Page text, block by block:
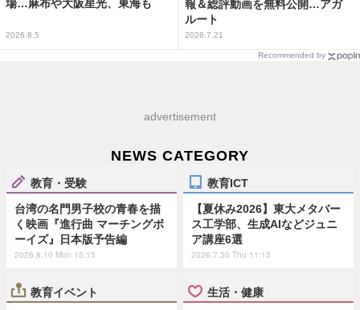
場…麻布や大阪星光、東海も
2026.8.5
報＆総評動画を無料公開…アガ
ルート
2026.7.21
Recommended by
advertisement
NEWS CATEGORY
教育・受験
台湾の名門男子校の青春を描
く映画『進行曲 マーチングボ
ーイズ』日本版予告編
2026.8.10 Mon 15:15
教育ICT
【夏休み2026】東大メタバー
ス工学部、生成AIなどジュニ
ア講座6選
2026.7.30 Thu 11:15
教育イベント 生活・健康